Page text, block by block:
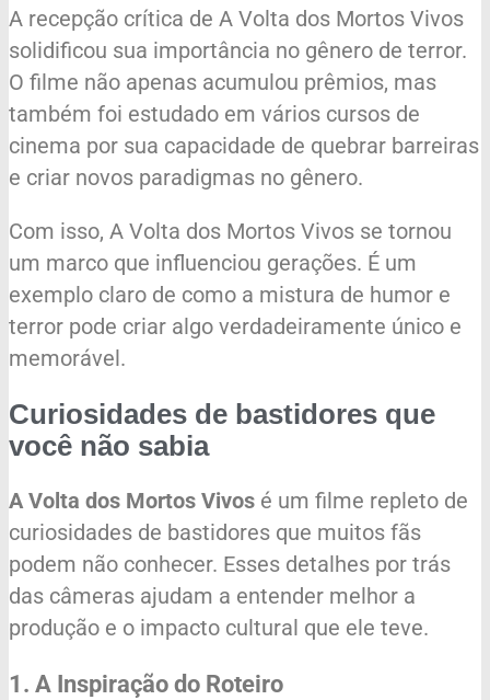
A recepção crítica de A Volta dos Mortos Vivos
solidificou sua importância no gênero de terror.
O filme não apenas acumulou prêmios, mas
também foi estudado em vários cursos de
cinema por sua capacidade de quebrar barreiras
e criar novos paradigmas no gênero.
Com isso, A Volta dos Mortos Vivos se tornou
um marco que influenciou gerações. É um
exemplo claro de como a mistura de humor e
terror pode criar algo verdadeiramente único e
memorável.
Curiosidades de bastidores que
você não sabia
A Volta dos Mortos Vivos é um filme repleto de
curiosidades de bastidores que muitos fãs
podem não conhecer. Esses detalhes por trás
das câmeras ajudam a entender melhor a
produção e o impacto cultural que ele teve.
1. A Inspiração do Roteiro